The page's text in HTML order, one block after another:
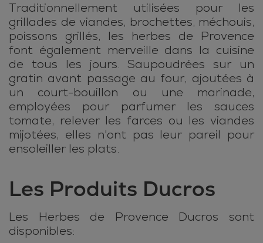
Traditionnellement utilisées pour les
grillades de viandes, brochettes, méchouis,
poissons grillés, les herbes de Provence
font également merveille dans la cuisine
de tous les jours. Saupoudrées sur un
gratin avant passage au four, ajoutées à
un court-bouillon ou une marinade,
employées pour parfumer les sauces
tomate, relever les farces ou les viandes
mijotées, elles n'ont pas leur pareil pour
ensoleiller les plats.
Les Produits Ducros
Les Herbes de Provence Ducros sont
disponibles: